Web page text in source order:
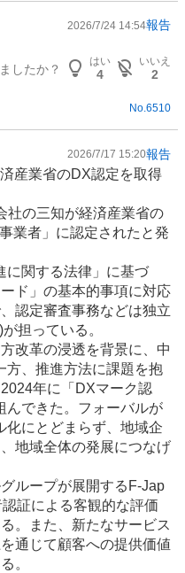
2026/7/24 14:54報告
したか？
はい
4
いいえ
2
No.6510
2026/7/17 15:20報告
産業省のDX認定を取得
社の三知が経済産業省の
業者」に認定されたと発
に関する法律」に基づ
ド」の基本的事項に対応
認定審査事務などは独立
担っている。
改革の浸透を背景に、中
方、推進方法に課題を抱
年に「DXマーク認
んできた。フォーバルが
化にとどまらず、地域企
地域全体の発展につなげ
ループが展開するF-Jap
証による客観的な評価
。また、新たなサービス
通じて顧客への提供価値
。